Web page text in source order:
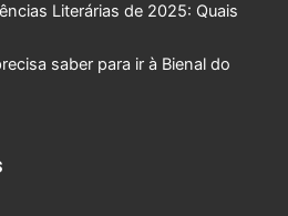
Literárias de 2025: Quais
saber para ir à Bienal do